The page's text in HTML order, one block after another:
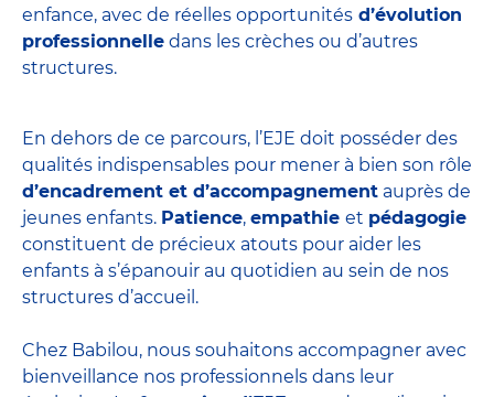
enfance, avec de réelles opportunités d’évolution
professionnelle dans les crèches ou d’autres
structures.
En dehors de ce parcours, l’EJE doit posséder des
qualités indispensables pour mener à bien son rôle
d’encadrement et d’accompagnement auprès de
jeunes enfants. Patience, empathie et pédagogie
constituent de précieux atouts pour aider les
enfants à s’épanouir au quotidien au sein de nos
structures d’accueil.
Chez Babilou, nous souhaitons accompagner avec
bienveillance nos professionnels dans leur